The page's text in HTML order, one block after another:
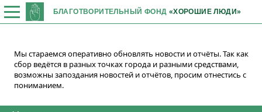
БЛАГОТВОРИТЕЛЬНЫЙ ФОНД «ХОРОШИЕ ЛЮДИ»
Мы стараемся оперативно обновлять новости и отчёты. Так как
сбор ведётся в разных точках города и разными средствами,
возможны запоздания новостей и отчётов, просим отнестись с
пониманием.